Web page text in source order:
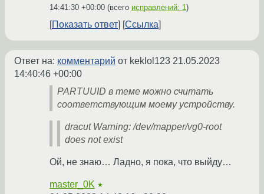
14:41:30 +00:00 (всего исправлений: 1)
Показать ответ Ссылка
Ответ на: комментарий от keklol123 21.05.2023
14:40:46 +00:00
PARTUUID в теме можно считать
соответствующим моему устройству.
dracut Warning: /dev/mapper/vg0-root
does not exist
Ой, не знаю… Ладно, я пока, что выйду…
master_0K ★